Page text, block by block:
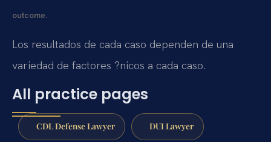
outcome.
Los resultados de cada caso dependen de una
variedad de factores ?nicos a cada caso.
All practice pages
CDL Defense Lawyer DUI Lawyer